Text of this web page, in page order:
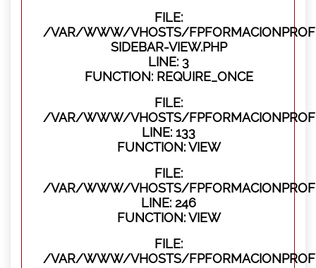
FILE:
/VAR/WWW/VHOSTS/
SIDEBAR-VIEW.PHP
LINE: 3
FUNCTION: REQUIRE_ONCE
FILE:
/VAR/WWW/VHOSTS/
LINE: 133
FUNCTION: VIEW
FILE:
/VAR/WWW/VHOSTS/
LINE: 246
FUNCTION: VIEW
FILE:
/VAR/WWW/VHOSTS/